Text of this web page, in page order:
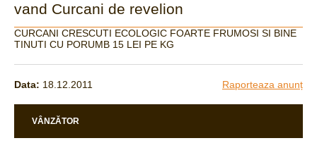
vand Curcani de revelion
CURCANI CRESCUTI ECOLOGIC FOARTE FRUMOSI SI BINE
TINUTI CU PORUMB 15 LEI PE KG
Data: 18.12.2011 Raporteaza anunț
VÂNZĂTOR